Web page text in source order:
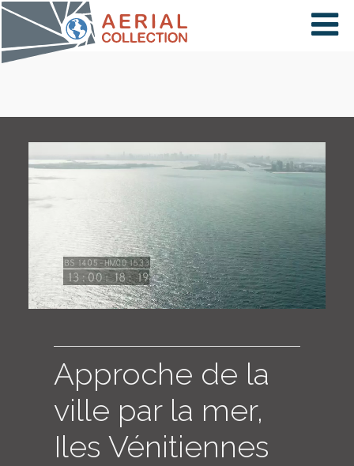
×
PAYS
CARTE
COLLECTIONS
LOGIN
ENGLISH
Approche de la
ville par la mer,
Iles Vénitiennes